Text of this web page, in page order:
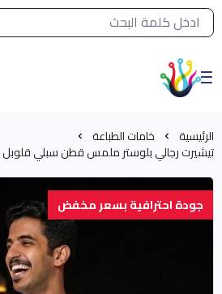
القائمة الرئيسية لمتجر الشرق النادر
الشرق النادر بيع مستلزمات
الرئيسية خامات الطباعة
تيشيرت رجالي بلوستر ملمس قطن سبلي
جودة احترافية بسعر مخفض